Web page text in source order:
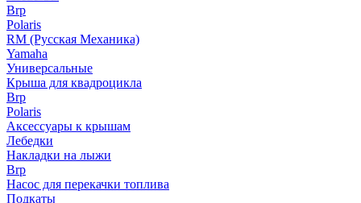
Brp
Polaris
RM (Русская Механика)
Yamaha
Универсальные
Крыша для квадроцикла
Brp
Polaris
Аксессуары к крышам
Лебедки
Накладки на лыжи
Brp
Насос для перекачки топлива
Подкаты